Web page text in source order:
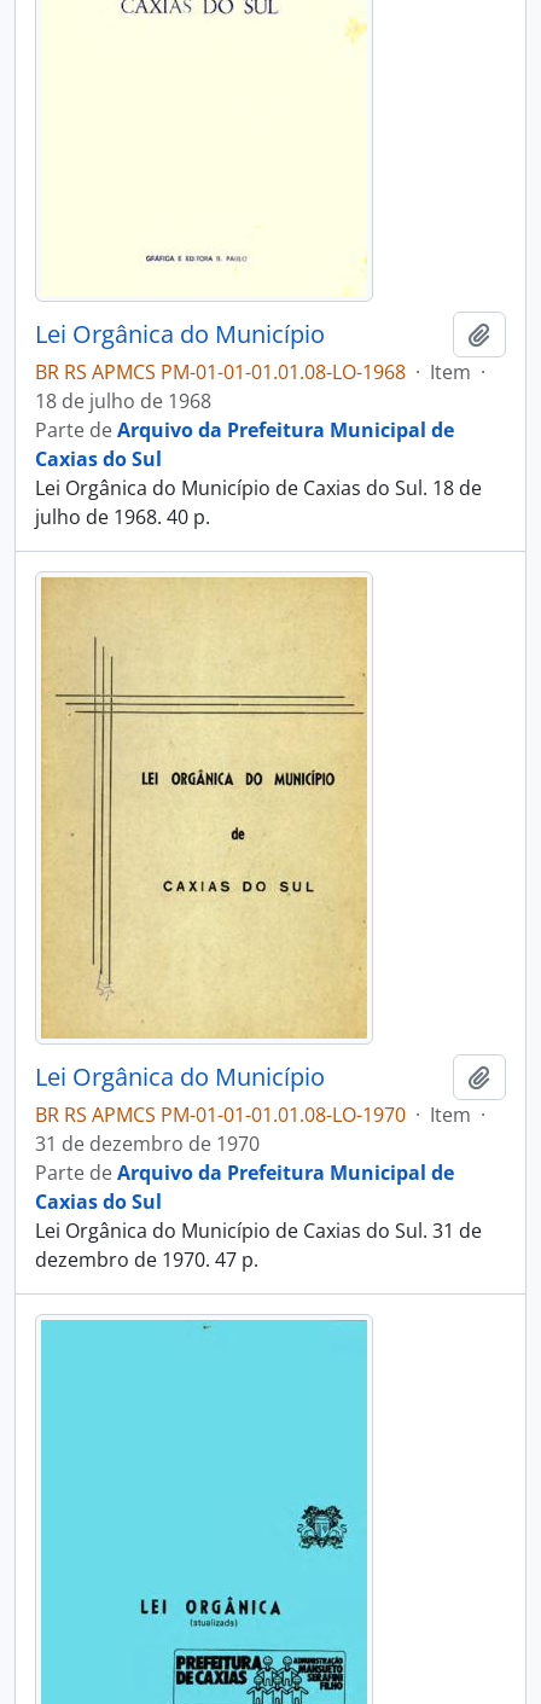
Lei Orgânica do Município
BR RS APMCS PM-01-01-01.01.08-LO-1968 · Item ·
18 de julho de 1968
Parte deArquivo da Prefeitura Municipal de
Caxias do Sul
Lei Orgânica do Município de Caxias do Sul. 18 de
julho de 1968. 40 p.
Lei Orgânica do Município
BR RS APMCS PM-01-01-01.01.08-LO-1970 · Item ·
31 de dezembro de 1970
Parte deArquivo da Prefeitura Municipal de
Caxias do Sul
Lei Orgânica do Município de Caxias do Sul. 31 de
dezembro de 1970. 47 p.